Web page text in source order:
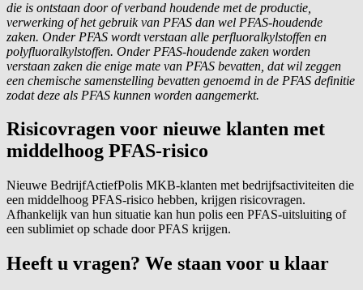
die is ontstaan door of verband houdende met de productie,
verwerking of het gebruik van PFAS dan wel PFAS-houdende
zaken. Onder PFAS wordt verstaan alle perfluoralkylstoffen en
polyfluoralkylstoffen. Onder PFAS-houdende zaken worden
verstaan zaken die enige mate van PFAS bevatten, dat wil zeggen
een chemische samenstelling bevatten genoemd in de PFAS definitie
zodat deze als PFAS kunnen worden aangemerkt.
Risicovragen voor nieuwe klanten met
middelhoog PFAS-risico
Nieuwe BedrijfActiefPolis MKB-klanten met bedrijfsactiviteiten die
een middelhoog PFAS-risico hebben, krijgen risicovragen.
Afhankelijk van hun situatie kan hun polis een PFAS-uitsluiting of
een sublimiet op schade door PFAS krijgen.
Heeft u vragen? We staan voor u klaar